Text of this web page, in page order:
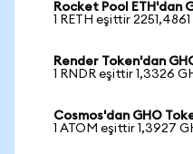
Rocket Pool ETH'dan
1 RETH eşittir
Render Token'dan
1 RNDR eşittir 1,3326
Cosmos'dan GHO
1 ATOM eşittir 1,3927